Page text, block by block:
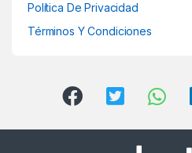
Política De Privacidad
Términos Y Condiciones